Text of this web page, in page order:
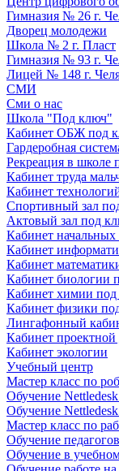
Гимназия № 26 г.
Дворец молодежи
Школа № 2 г. Пласт
Гимназия № 93 г.
Лицей № 148 г.
СМИ
Сми о нас
Школа "Под ключ"
Кабинет ОБЖ под
Гардеробная
Рекреация в школе
Кабинет труда
Кабинет
Спортивный зал
Актовый зал под
Кабинет
Кабинет
Кабинет
Кабинет биологии
Кабинет химии
Кабинет физики
Лингафонный
Кабинет проектной
Кабинет экологии
Учебный центр
Мастер класс по
Обучение
Обучение
Мастер класс по
Обучение
Обучение в